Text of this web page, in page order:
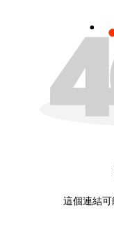
這個連結可